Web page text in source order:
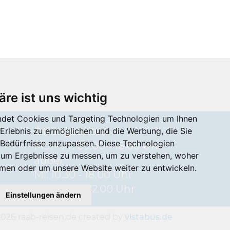
ist uns wichtig
Cookies und Targeting Technologien um Ihnen
zu ermöglichen und die Werbung, die Sie
anzupassen. Diese Technologien
Ergebnisse zu messen, um zu verstehen, woher
oder um unsere Website weiter zu entwickeln.
Einstellungen ändern
Öffungszeiten
Mo. - Fr. 09.00 - 18.00 Uhr
außer
Mi. 10.30 - 18.00 Uhr
Sa. 09.00 - 12.00 Uhr
vistabus.de